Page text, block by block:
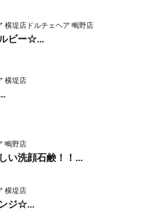
横堤店ドルチェヘア 鴫野店
ビー☆...
横堤店
鴫野店
い洗顔石鹸！！...
横堤店
ジ☆...